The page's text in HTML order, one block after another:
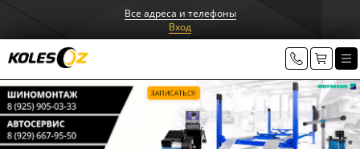
Все адреса и телефоны
Вход